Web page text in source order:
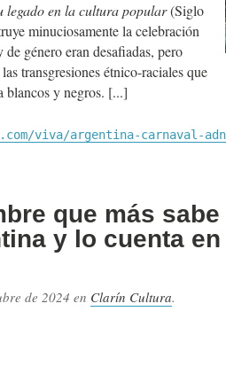
legado en la cultura popular(Siglo
minuciosamente la celebración
género eran desafiadas, pero
transgresiones étnico-raciales que
blancos y negros.
viva/argentina-carnaval-
que más
y lo cuenta
de 2024 en Clarín Cultura.